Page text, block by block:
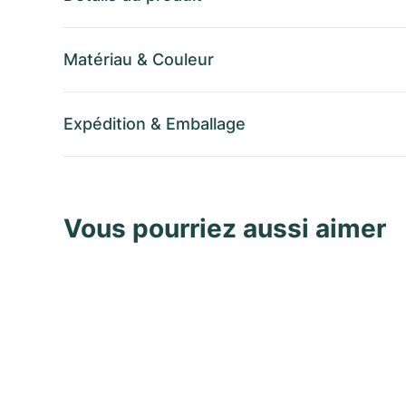
Matériau & Couleur
Expédition & Emballage
Vous pourriez aussi aimer